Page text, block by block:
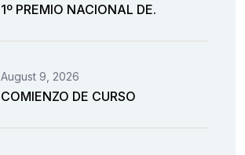
1º PREMIO NACIONAL DE.
August 9, 2026
COMIENZO DE CURSO